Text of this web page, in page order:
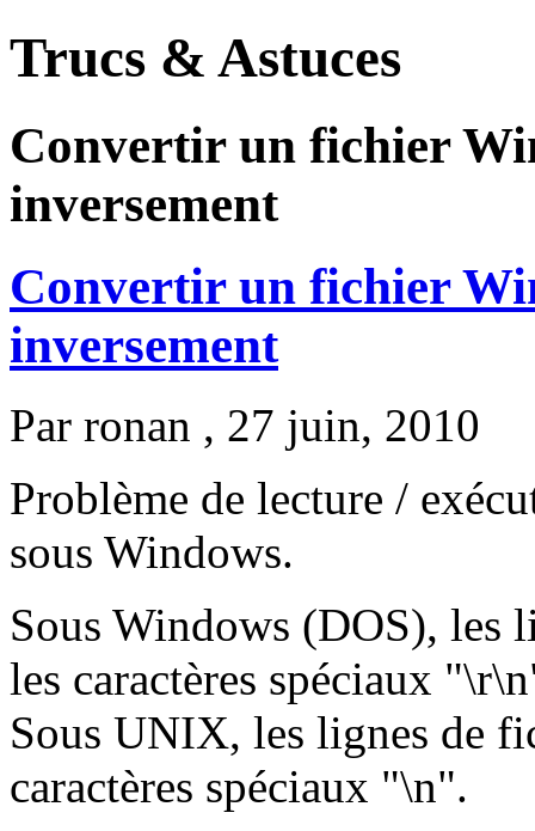
Trucs & Astuces
Convertir un fichier
inversement
Convertir un fichier
inversement
Par ronan , 27 juin, 2010
Problème de lecture /
sous Windows.
Sous Windows (DOS), les
les caractères spéciaux
Sous UNIX, les lignes de
caractères spéciaux "\n".